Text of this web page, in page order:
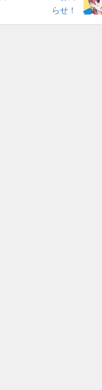
らせ！